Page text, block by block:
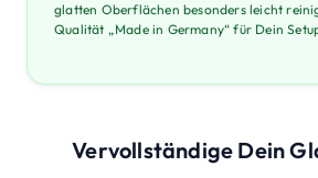
glatten Oberflächen besonders leicht
Qualität „Made in Germany“ für Dein
Vervollständige Dein